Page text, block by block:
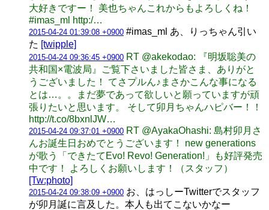
大好きですー！ 美也ちゃんこれからもよろしくね！
#imas_ml http:/…
2015-04-24 01:39:08 +0900 #imas_ml あ、りっちゃん引い
た [twipple]
2015-04-24 09:36:45 +0900 RT @akekodao: 『明坂聡美の
共和国×電波局』ご覧下さいました皆さま、ありがと
うございました！ てさプルん♪まさかこんな事になる
とは…。。まだ夢であって欲しいと願っていますが頑
張りたいと思います。 そして卯月ちゃんハピバー！！
http://t.co/8bxnlJW…
2015-04-24 09:37:01 +0900 RT @AyakaOhashi: 島村卯月さ
んお誕生日おめでとうございます！ new generations
が歌う「できたてEvo! Revo! Generation!」も好評発売
中です！ よろしくお願いします！（スタッフ）
[Tw:photo]
2015-04-24 09:38:09 +0900 お、はっしーTwitterでスタッフ
が卯月誕に言及した。本人も出てこないかなー